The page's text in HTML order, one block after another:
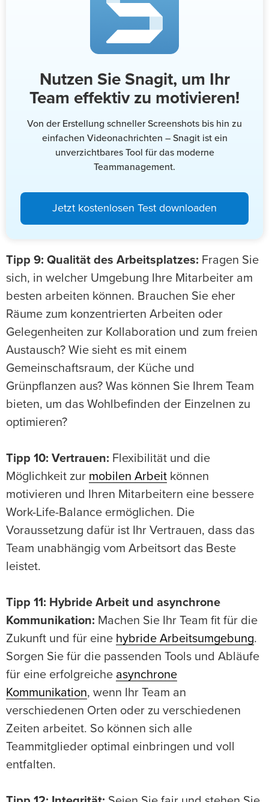
Nutzen Sie Snagit, um Ihr
Team effektiv zu motivieren!
Von der Erstellung schneller Screenshots bis hin zu
einfachen Videonachrichten – Snagit ist ein
unverzichtbares Tool für das moderne
Teammanagement.
Jetzt kostenlosen Test downloaden
Tipp 9: Qualität des Arbeitsplatzes: Fragen Sie
sich, in welcher Umgebung Ihre Mitarbeiter am
besten arbeiten können. Brauchen Sie eher
Räume zum konzentrierten Arbeiten oder
Gelegenheiten zur Kollaboration und zum freien
Austausch? Wie sieht es mit einem
Gemeinschaftsraum, der Küche und
Grünpflanzen aus? Was können Sie Ihrem Team
bieten, um das Wohlbefinden der Einzelnen zu
optimieren?
Tipp 10: Vertrauen: Flexibilität und die
Möglichkeit zur mobilen Arbeit können
motivieren und Ihren Mitarbeitern eine bessere
Work-Life-Balance ermöglichen. Die
Voraussetzung dafür ist Ihr Vertrauen, dass das
Team unabhängig vom Arbeitsort das Beste
leistet.
Tipp 11: Hybride Arbeit und asynchrone
Kommunikation: Machen Sie Ihr Team fit für die
Zukunft und für eine hybride Arbeitsumgebung.
Sorgen Sie für die passenden Tools und Abläufe
für eine erfolgreiche asynchrone
Kommunikation, wenn Ihr Team an
verschiedenen Orten oder zu verschiedenen
Zeiten arbeitet. So können sich alle
Teammitglieder optimal einbringen und voll
entfalten.